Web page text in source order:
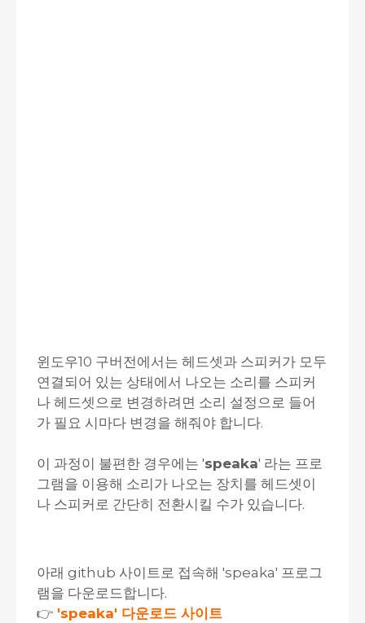
윈도우10 구버전에서는 헤드셋과 스피커가 모두
연결되어 있는 상태에서 나오는 소리를 스피커
나 헤드셋으로 변경하려면 소리 설정으로 들어
가 필요 시마다 변경을 해줘야 합니다.
이 과정이 불편한 경우에는 'speaka' 라는 프로
그램을 이용해 소리가 나오는 장치를 헤드셋이
나 스피커로 간단히 전환시킬 수가 있습니다.
아래 github 사이트로 접속해 'speaka' 프로그
램을 다운로드합니다.
👉 'speaka' 다운로드 사이트